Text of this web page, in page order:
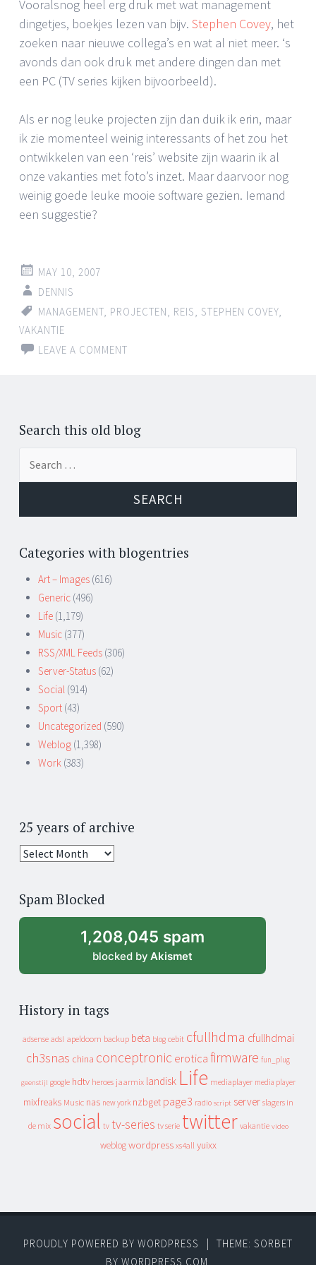
Vooralsnog heel erg druk met wat management
dingetjes, boekjes lezen van bijv. Stephen Covey, het
zoeken naar nieuwe collega’s en wat al niet meer. ‘s
avonds dan ook druk met andere dingen dan met
een PC (TV series kijken bijvoorbeeld).
Als er nog leuke projecten zijn dan duik ik erin, maar
ik zie momenteel weinig interessants of het zou het
ontwikkelen van een ‘reis’ website zijn waarin ik al
onze vakanties met foto’s inzet. Maar daarvoor nog
weinig goede leuke mooie software gezien. Iemand
een suggestie?
MAY 10, 2007
DENNIS
MANAGEMENT PROJECTEN REIS STEPHEN COVEY
VAKANTIE
LEAVE A COMMENT
Search this old blog
Categories with blogentries
Art – Images (616)
Generic (496)
Life (1,179)
Music (377)
RSS/XML Feeds (306)
Server-Status (62)
Social (914)
Sport (43)
Uncategorized (590)
Weblog (1,398)
Work (383)
25 years of archive
25
archive
Spam Blocked
1,208,045 spam
blocked by Akismet
History in tags
adsense adsl apeldoorn backup beta blog cebit cfullhdma cfullhdmai
ch3snas china conceptronic erotica firmware fun_plug
geenstijl google hdtv heroes jaarmix landisk Life mediaplayer media player
mixfreaks Music nas new york nzbget page3 radio script server slagers in
de mix social tv tv-series tv serie twitter vakantie video
weblog wordpress xs4all yuixx
PROUDLY POWERED BY WORDPRESS |
THEME: SORBET
BY WORDPRESS.COM